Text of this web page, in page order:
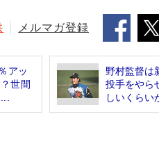
メルマガ登録
アッ
世間
野村監督は
投手をや
しいくらい